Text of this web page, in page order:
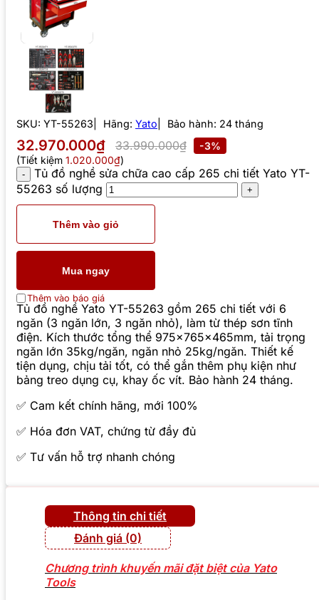
SKU: YT-55263 Hãng: Yato Bảo hành: 24 tháng
32.970.000₫ 33.990.000₫
-3%
(Tiết kiệm 1.020.000₫)
Tủ đồ nghề sửa chữa cao cấp 265 chi tiết Yato YT-
55263 số lượng
Thêm vào giỏ
Mua ngay
Thêm vào báo giá
Tủ đồ nghề Yato YT-55263 gồm 265 chi tiết với 6
ngăn (3 ngăn lớn, 3 ngăn nhỏ), làm từ thép sơn tĩnh
điện. Kích thước tổng thể 975x765x465mm, tải trọng
ngăn lớn 35kg/ngăn, ngăn nhỏ 25kg/ngăn. Thiết kế
tiện dụng, chịu tải tốt, có thể gắn thêm phụ kiện như
bảng treo dụng cụ, khay ốc vít. Bảo hành 24 tháng.
✅ Cam kết chính hãng, mới 100%
✅ Hóa đơn VAT, chứng từ đầy đủ
✅ Tư vấn hỗ trợ nhanh chóng
Thông tin chi tiết
Đánh giá (0)
Chương trình khuyến mãi đặt biệt của Yato
Tools